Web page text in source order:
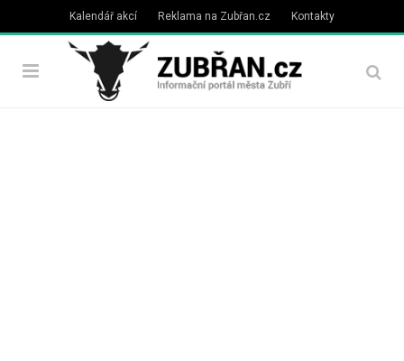
Kalendář akcí Reklama na Zubřan.cz Kontakty